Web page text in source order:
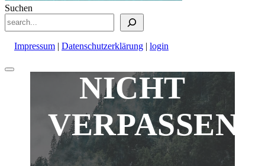
Suchen
Impressum | Datenschutzerklärung | login
Nach
NICHT
VERPASSEN!